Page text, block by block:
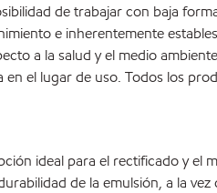
de trabajar con baja
e inherentemente
a la salud y el medio
el lugar de uso. Todos los
ideal para el rectificado y el
de la emulsión, a la